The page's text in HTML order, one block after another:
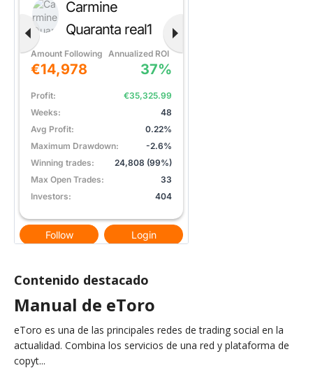
Contenido destacado
Manual de eToro
eToro es una de las principales redes de trading social en la
actualidad. Combina los servicios de una red y plataforma de
copyt...